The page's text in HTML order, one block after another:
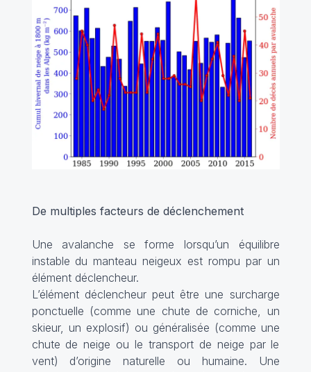
De multiples facteurs de déclenchement
Une avalanche se forme lorsqu’un équilibre
instable du manteau neigeux est rompu par un
élément déclencheur.
L’élément déclencheur peut être une surcharge
ponctuelle (comme une chute de corniche, un
skieur, un explosif) ou généralisée (comme une
chute de neige ou le transport de neige par le
vent) d’origine naturelle ou humaine. Une